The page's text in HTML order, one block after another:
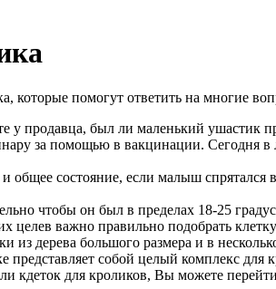
которые помогут ответить на многие
у продавца, был ли маленький
за помощью в вакцинации.
состояние, если малыш
чтобы он был в пределах 18-25
важно правильно подобрать
дерева большого размера и в
представляет собой целый комплекс
кдеток для кроликов, Вы можете